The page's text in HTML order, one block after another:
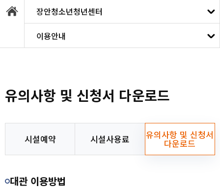
통합예약
강좌안내
고객센터
마이페이지
회원메뉴
장안청소년청년센터
수원청소년문화센터
영통청소년청년센터
칠보청소년청년센터
천천청소년청년센터
이용안내
유의사항 및 신청서 다운로드
시설예약 시설사용료 유의사항 및 신청서
다운로드
대관 이용방법